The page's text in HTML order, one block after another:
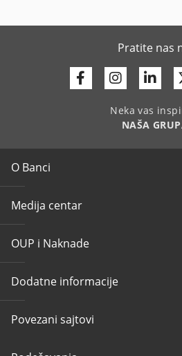
Pratite nas
Facebook
Neka vas
NAŠA
O Banci
Medija centar
OUP i Naknade
Dodatne informacije
Povezani sajtovi